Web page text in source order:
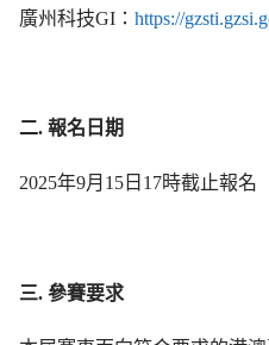
廣州科技GI： https://
二. 報名日期
2025年9月15日17時截止報名
三. 參賽要求